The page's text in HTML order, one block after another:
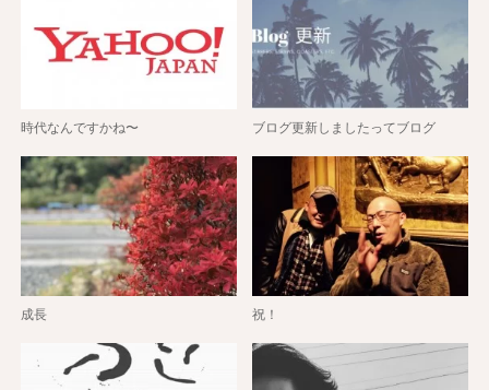
時代なんですかね〜 ブログ更新しましたってブログ
成長 祝！